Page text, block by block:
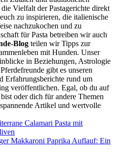
Vielfalt der Pastagerichte direkt
zu inspirieren, die italienische
nachzukochen und zu
für Pasta betreiben wir auch
Blog teilen wir Tipps zur
mit Hunden. Unser
in Beziehungen, Astrologie
gibt es unseren
Erfahrungsberichte rund um
veröffentlichen. Egal, ob du auf
oder dich für andere Themen
Artikel und wertvolle
Calamari Pasta mit
Makkaroni Paprika Auflauf: Ein